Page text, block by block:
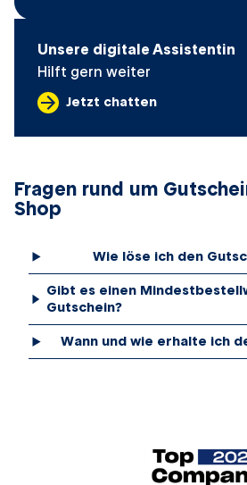
Unsere digitale Assistentin
Hilft gern weiter
Jetzt chatten
Fragen rund um
Shop
Wie löse ich den
Gibt es einen
Gutschein?
Wann und wie erhalte ich